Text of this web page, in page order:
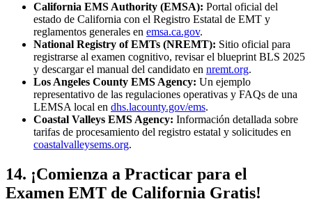
California EMS Authority (EMSA): Portal oficial del
estado de California con el Registro Estatal de EMT y
reglamentos generales en emsa.ca.gov.
National Registry of EMTs (NREMT): Sitio oficial para
registrarse al examen cognitivo, revisar el blueprint BLS 2025
y descargar el manual del candidato en nremt.org.
Los Angeles County EMS Agency: Un ejemplo
representativo de las regulaciones operativas y FAQs de una
LEMSA local en dhs.lacounty.gov/ems.
Coastal Valleys EMS Agency: Información detallada sobre
tarifas de procesamiento del registro estatal y solicitudes en
coastalvalleysems.org.
14. ¡Comienza a Practicar para el
Examen EMT de California Gratis!